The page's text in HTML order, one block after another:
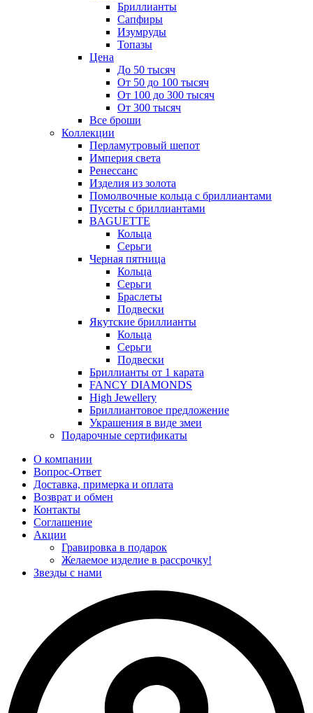
Бриллианты
Сапфиры
Изумруды
Топазы
Цена
До 50 тысяч
От 50 до 100 тысяч
От 100 до 300 тысяч
От 300 тысяч
Все броши
Коллекции
Перламутровый шепот
Империя света
Ренессанс
Изделия из золота
Помолвочные кольца с бриллиантами
Пусеты с бриллиантами
BAGUETTE
Кольца
Серьги
Черная пятница
Кольца
Серьги
Браслеты
Подвески
Якутские бриллианты
Кольца
Серьги
Подвески
Бриллианты от 1 карата
FANCY DIAMONDS
High Jewellery
Бриллиантовое предложение
Украшения в виде змеи
Подарочные сертификаты
О компании
Вопрос-Ответ
Доставка, примерка и оплата
Возврат и обмен
Контакты
Соглашение
Акции
Гравировка в подарок
Желаемое изделие в рассрочку!
Звезды с нами